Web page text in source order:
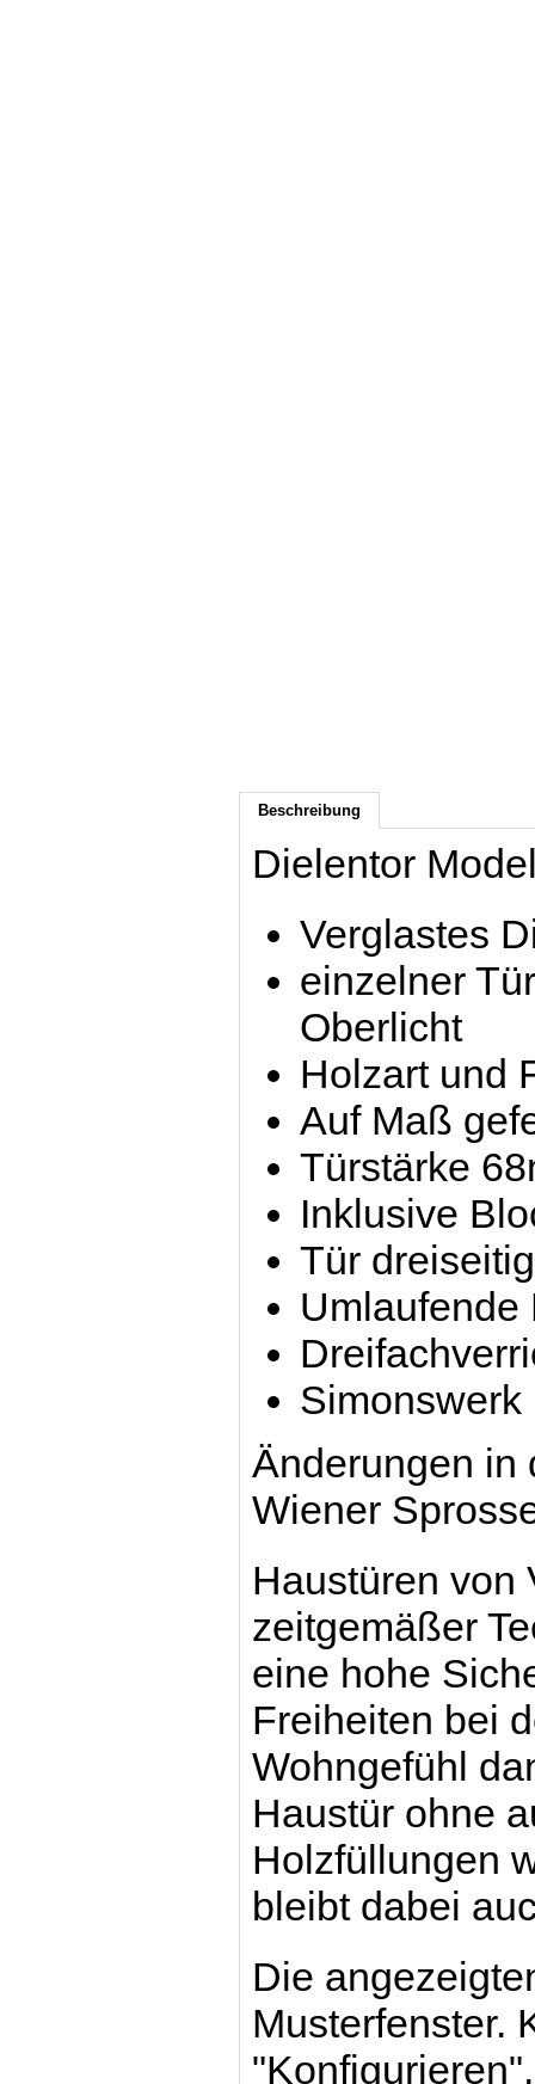
Beschreibung
Dielentor
Verglastes
einzelner
Oberlicht
Holzart und
Auf Maß
Türstärke
Inklusive
Tür
Umlaufende
Simonswerk
Änderungen in
Wiener
Haustüren von
zeitgemäßer
eine hohe
Freiheiten bei
Wohngefühl
Haustür ohne
Holzfüllungen
bleibt dabei
Die
Musterfenster.